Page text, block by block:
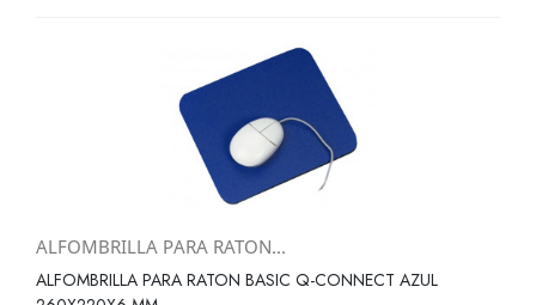
ALFOMBRILLA PARA RATON...
ALFOMBRILLA PARA RATON BASIC Q-CONNECT AZUL